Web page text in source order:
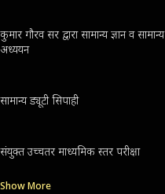
कुमार गौरव सर द्वारा सामान्य ज्ञान व सामान्य
अध्ययन
सामान्य ड्यूटी सिपाही
संयुक्त उच्चतर माध्यमिक स्तर परीक्षा
Show More